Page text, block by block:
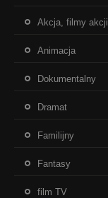
Akcja, filmy akcji
Animacja
Dokumentalny
Dramat
Familijny
Fantasy
film TV